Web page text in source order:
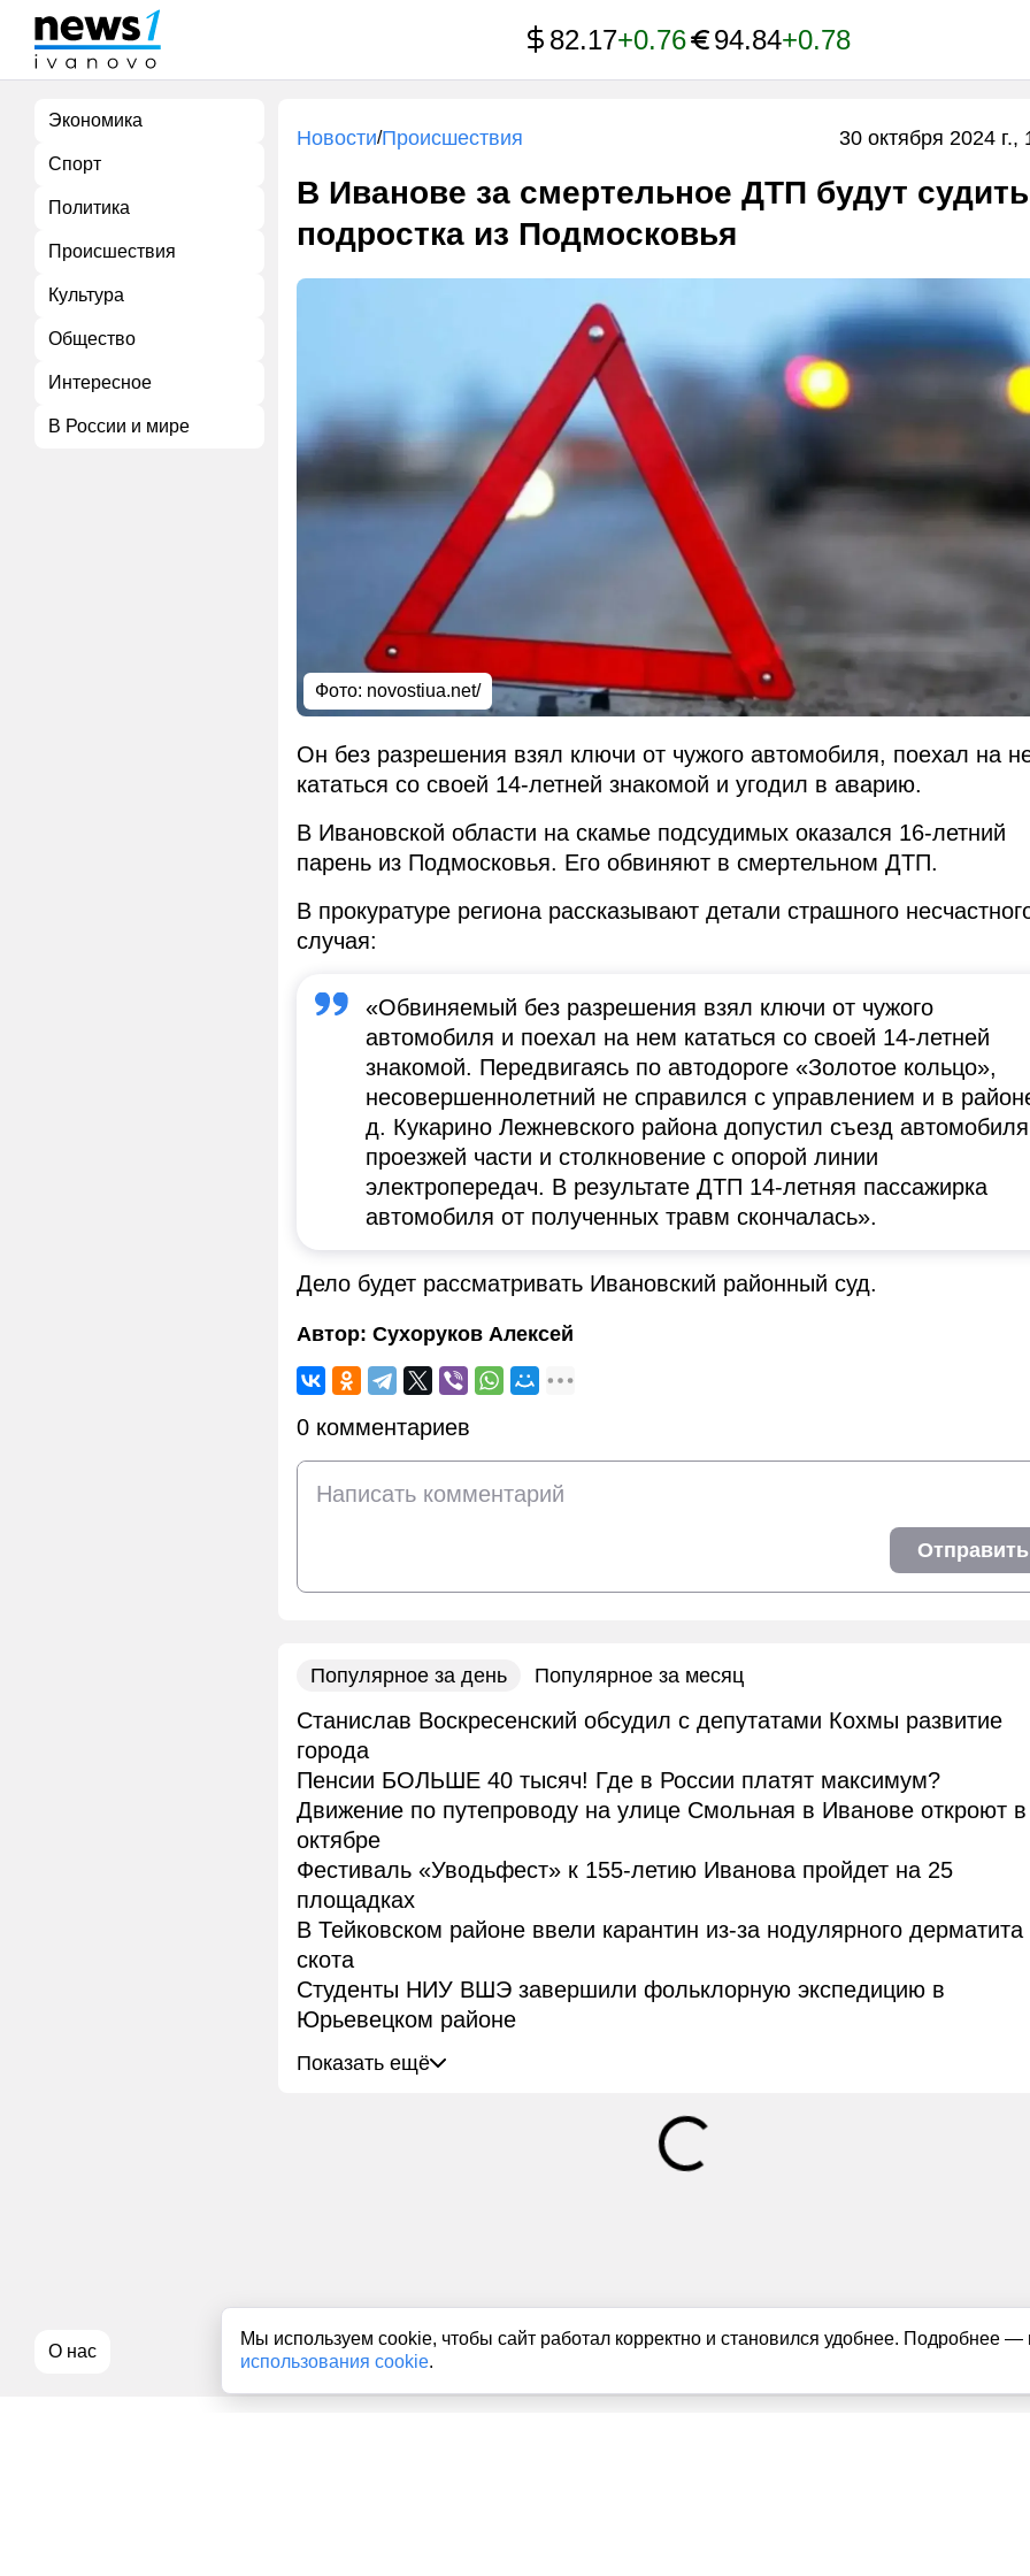
Мы используем cookie, чтобы сайт работал корректно и становился удобнее. Подробнее
использования cookie.
82.17+0.76 94.84+0.78
Экономика
Спорт
Политика
Происшествия
Культура
Общество
Интересное
В России и мире
О нас
Новости/Происшествия 30 октября 2024 г.,
В Иванове за смертельное ДТП будут судить
подростка из Подмосковья
Фото: novostiua.net/
Он без разрешения взял ключи от чужого автомобиля, поехал на
кататься со своей 14-летней знакомой и угодил в аварию.
В Ивановской области на скамье подсудимых оказался 16-летний
парень из Подмосковья. Его обвиняют в смертельном ДТП.
В прокуратуре региона рассказывают детали страшного
случая:
«Обвиняемый без разрешения взял ключи от чужого
автомобиля и поехал на нем кататься со своей 14-летней
знакомой. Передвигаясь по автодороге «Золотое кольцо»,
несовершеннолетний не справился с управлением и в
д. Кукарино Лежневского района допустил съезд
проезжей части и столкновение с опорой линии
электропередач. В результате ДТП 14-летняя пассажирка
автомобиля от полученных травм скончалась».
Дело будет рассматривать Ивановский районный суд.
Автор: Сухоруков Алексей
0 комментариев
Отправить
Популярное за день Популярное за месяц
Станислав Воскресенский обсудил с депутатами Кохмы развитие
города
Пенсии БОЛЬШЕ 40 тысяч! Где в России платят максимум?
Движение по путепроводу на улице Смольная в Иванове откроют в
октябре
Фестиваль «Уводьфест» к 155-летию Иванова пройдет на 25
площадках
В Тейковском районе ввели карантин из-за нодулярного дерматита
скота
Студенты НИУ ВШЭ завершили фольклорную экспедицию в
Юрьевецком районе
Показать ещё